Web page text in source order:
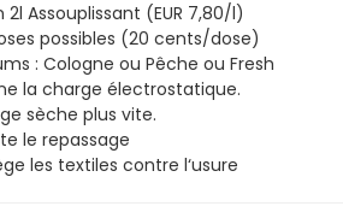
2l Assouplissant (EUR 7,80/l)
possibles (20 cents/dose)
: Cologne ou Pêche ou Fresh
la charge électrostatique.
sèche plus vite.
le repassage
les textiles contre l‘usure